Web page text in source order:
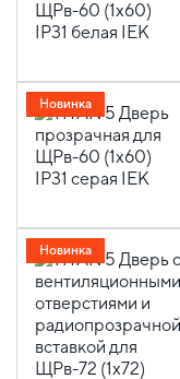
Новинка
Новинка